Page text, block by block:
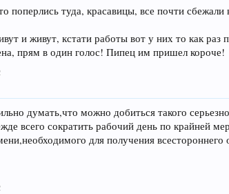
поперлись туда, красавицы, все почти
и живут, кстати работы вот у них то как
прям в один голос! Пипец им пришел короче!
думать,что можно добиться такого
всего сократить рабочий день по крайней
для получения всестороннего